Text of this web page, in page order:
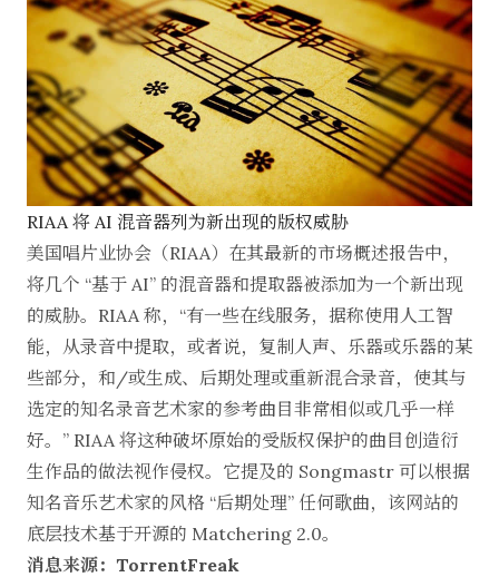
RIAA 将 AI 混音器列为新出现的版权威胁
美国唱片业协会（RIAA）在其最新的市场概述报告中，
将几个 “基于 AI” 的混音器和提取器被添加为一个新出现
的威胁。RIAA 称，“有一些在线服务，据称使用人工智
能，从录音中提取，或者说，复制人声、乐器或乐器的某
些部分，和/或生成、后期处理或重新混合录音，使其与
选定的知名录音艺术家的参考曲目非常相似或几乎一样
好。” RIAA 将这种破坏原始的受版权保护的曲目创造衍
生作品的做法视作侵权。它提及的 Songmastr 可以根据
知名音乐艺术家的风格 “后期处理” 任何歌曲，该网站的
底层技术基于开源的 Matchering 2.0。
消息来源：TorrentFreak